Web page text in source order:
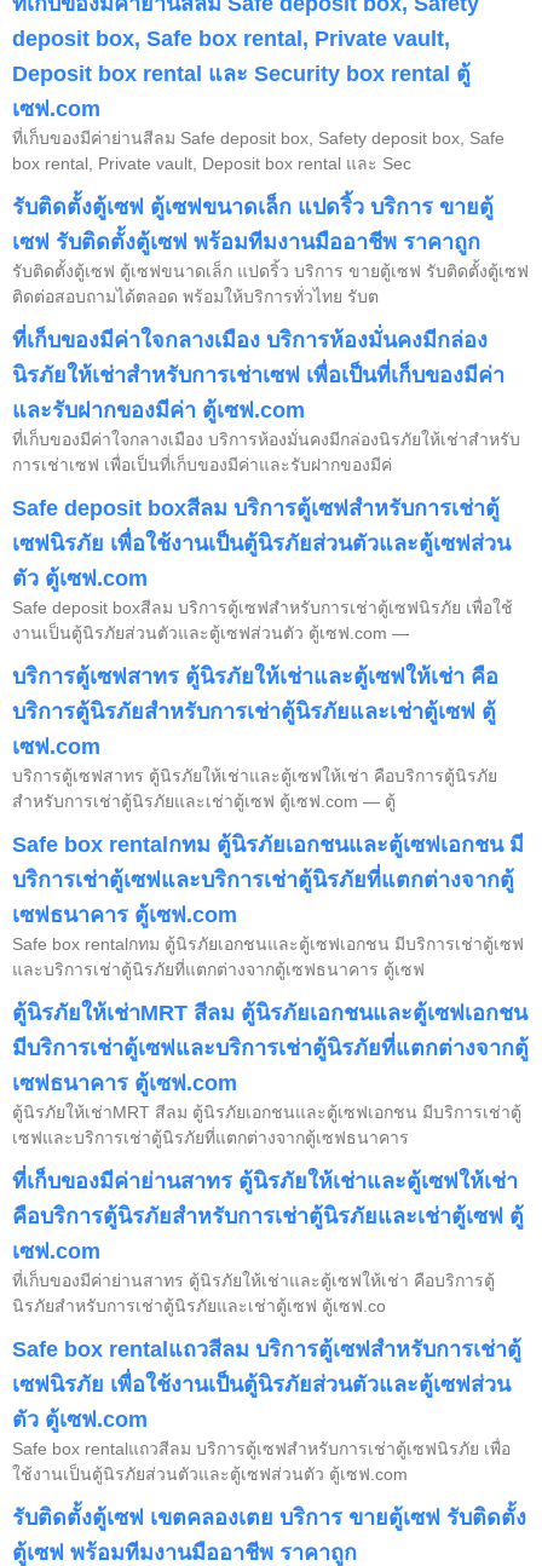
deposit box, Safe box rental, Private vault,
Deposit box rental และ Security box rental ตู้
เซฟ.com
ที่เก็บของมีค่าย่านสีลม Safe deposit box, Safety deposit box, Safe
box rental, Private vault, Deposit box rental และ Sec
รับติดตั้งตู้เซฟ ตู้เซฟขนาดเล็ก แปดริ้ว บริการ ขายตู้
เซฟ รับติดตั้งตู้เซฟ พร้อมทีมงานมืออาชีพ ราคาถูก
รับติดตั้งตู้เซฟ ตู้เซฟขนาดเล็ก แปดริ้ว บริการ ขายตู้เซฟ รับติดตั้งตู้เซฟ
ติดต่อสอบถามได้ตลอด พร้อมให้บริการทั่วไทย รับต
ที่เก็บของมีค่าใจกลางเมือง บริการห้องมั่นคงมีกล่อง
นิรภัยให้เช่าสำหรับการเช่าเซฟ เพื่อเป็นที่เก็บของมีค่า
และรับฝากของมีค่า ตู้เซฟ.com
ที่เก็บของมีค่าใจกลางเมือง บริการห้องมั่นคงมีกล่องนิรภัยให้เช่าสำหรับ
การเช่าเซฟ เพื่อเป็นที่เก็บของมีค่าและรับฝากของมีค่
Safe deposit boxสีลม บริการตู้เซฟสำหรับการเช่าตู้
เซฟนิรภัย เพื่อใช้งานเป็นตู้นิรภัยส่วนตัวและตู้เซฟส่วน
ตัว ตู้เซฟ.com
Safe deposit boxสีลม บริการตู้เซฟสำหรับการเช่าตู้เซฟนิรภัย เพื่อใช้
งานเป็นตู้นิรภัยส่วนตัวและตู้เซฟส่วนตัว ตู้เซฟ.com —
บริการตู้เซฟสาทร ตู้นิรภัยให้เช่าและตู้เซฟให้เช่า คือ
บริการตู้นิรภัยสำหรับการเช่าตู้นิรภัยและเช่าตู้เซฟ ตู้
เซฟ.com
บริการตู้เซฟสาทร ตู้นิรภัยให้เช่าและตู้เซฟให้เช่า คือบริการตู้นิรภัย
สำหรับการเช่าตู้นิรภัยและเช่าตู้เซฟ ตู้เซฟ.com — ตู้
Safe box rentalกทม ตู้นิรภัยเอกชนและตู้เซฟเอกชน มี
บริการเช่าตู้เซฟและบริการเช่าตู้นิรภัยที่แตกต่างจากตู้
เซฟธนาคาร ตู้เซฟ.com
Safe box rentalกทม ตู้นิรภัยเอกชนและตู้เซฟเอกชน มีบริการเช่าตู้เซฟ
และบริการเช่าตู้นิรภัยที่แตกต่างจากตู้เซฟธนาคาร ตู้เซฟ
ตู้นิรภัยให้เช่าMRT สีลม ตู้นิรภัยเอกชนและตู้เซฟเอกชน
มีบริการเช่าตู้เซฟและบริการเช่าตู้นิรภัยที่แตกต่างจากตู้
เซฟธนาคาร ตู้เซฟ.com
ตู้นิรภัยให้เช่าMRT สีลม ตู้นิรภัยเอกชนและตู้เซฟเอกชน มีบริการเช่าตู้
เซฟและบริการเช่าตู้นิรภัยที่แตกต่างจากตู้เซฟธนาคาร
ที่เก็บของมีค่าย่านสาทร ตู้นิรภัยให้เช่าและตู้เซฟให้เช่า
คือบริการตู้นิรภัยสำหรับการเช่าตู้นิรภัยและเช่าตู้เซฟ ตู้
เซฟ.com
ที่เก็บของมีค่าย่านสาทร ตู้นิรภัยให้เช่าและตู้เซฟให้เช่า คือบริการตู้
นิรภัยสำหรับการเช่าตู้นิรภัยและเช่าตู้เซฟ ตู้เซฟ.co
Safe box rentalแถวสีลม บริการตู้เซฟสำหรับการเช่าตู้
เซฟนิรภัย เพื่อใช้งานเป็นตู้นิรภัยส่วนตัวและตู้เซฟส่วน
ตัว ตู้เซฟ.com
Safe box rentalแถวสีลม บริการตู้เซฟสำหรับการเช่าตู้เซฟนิรภัย เพื่อ
ใช้งานเป็นตู้นิรภัยส่วนตัวและตู้เซฟส่วนตัว ตู้เซฟ.com
รับติดตั้งตู้เซฟ เขตคลองเตย บริการ ขายตู้เซฟ รับติดตั้ง
ตู้เซฟ พร้อมทีมงานมืออาชีพ ราคาถูก